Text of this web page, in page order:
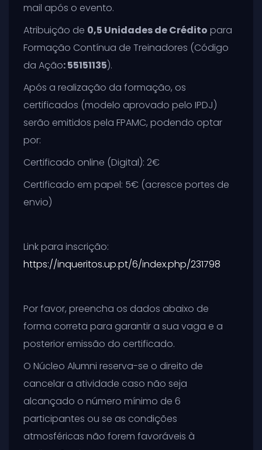
mail após o evento.
Atribuição de 0,5 Unidades de Crédito para
Formação Contínua de Treinadores (Código
da Ação: 55151135).
Após a realização da formação, os
certificados (modelo aprovado pelo IPDJ)
serão emitidos pela FPAMC, podendo optar
por:
Certificado online (Digital): 2€
Certificado em papel: 5€ (acresce portes de
envio)
Link para inscrição:
https://inqueritos.up.pt/6/index.php/231798
Por favor, preencha os dados abaixo de
forma correta para garantir a sua vaga e a
posterior emissão do certificado.
O Núcleo Alumni reserva-se o direito de
cancelar a atividade caso não seja
alcançado o número mínimo de 6
participantes ou se as condições
atmosféricas não forem favoráveis à